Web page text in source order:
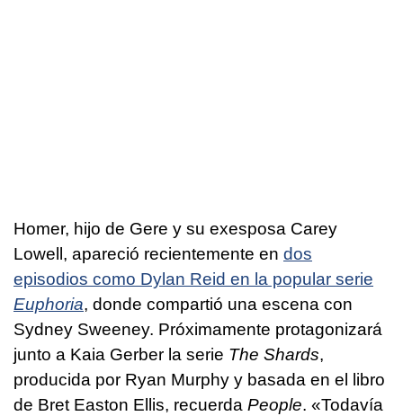
Homer, hijo de Gere y su exesposa Carey
Lowell, apareció recientemente en dos
episodios como Dylan Reid en la popular serie
Euphoria, donde compartió una escena con
Sydney Sweeney. Próximamente protagonizará
junto a Kaia Gerber la serie The Shards,
producida por Ryan Murphy y basada en el libro
de Bret Easton Ellis, recuerda People. «Todavía